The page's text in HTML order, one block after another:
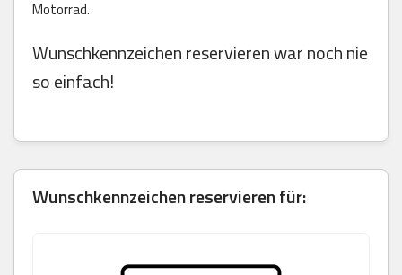
Motorrad.
Wunschkennzeichen reservieren war noch nie
so einfach!
Wunschkennzeichen reservieren für: